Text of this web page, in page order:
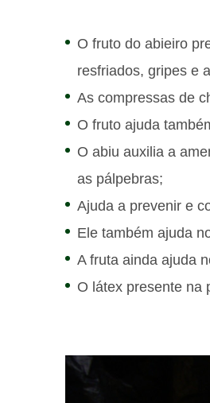
O fruto do abieiro
resfriados, gripes e
As compressas de
O fruto ajuda
O abiu auxilia a
as pálpebras;
Ajuda a prevenir e
Ele também ajuda
A fruta ainda ajuda
O látex presente na